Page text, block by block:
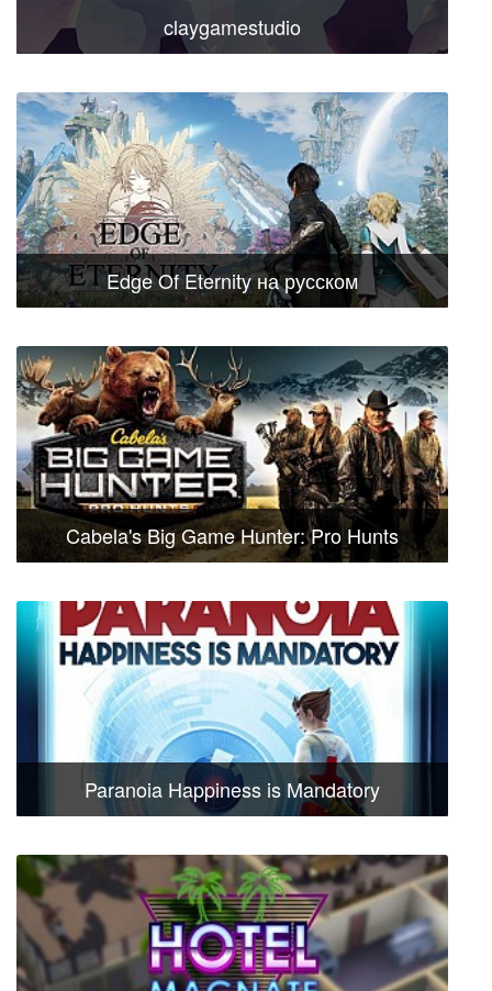
claygamestudio
Edge Of Eternity на русском
Cabela's Big Game Hunter: Pro Hunts
Paranoia Happiness is Mandatory